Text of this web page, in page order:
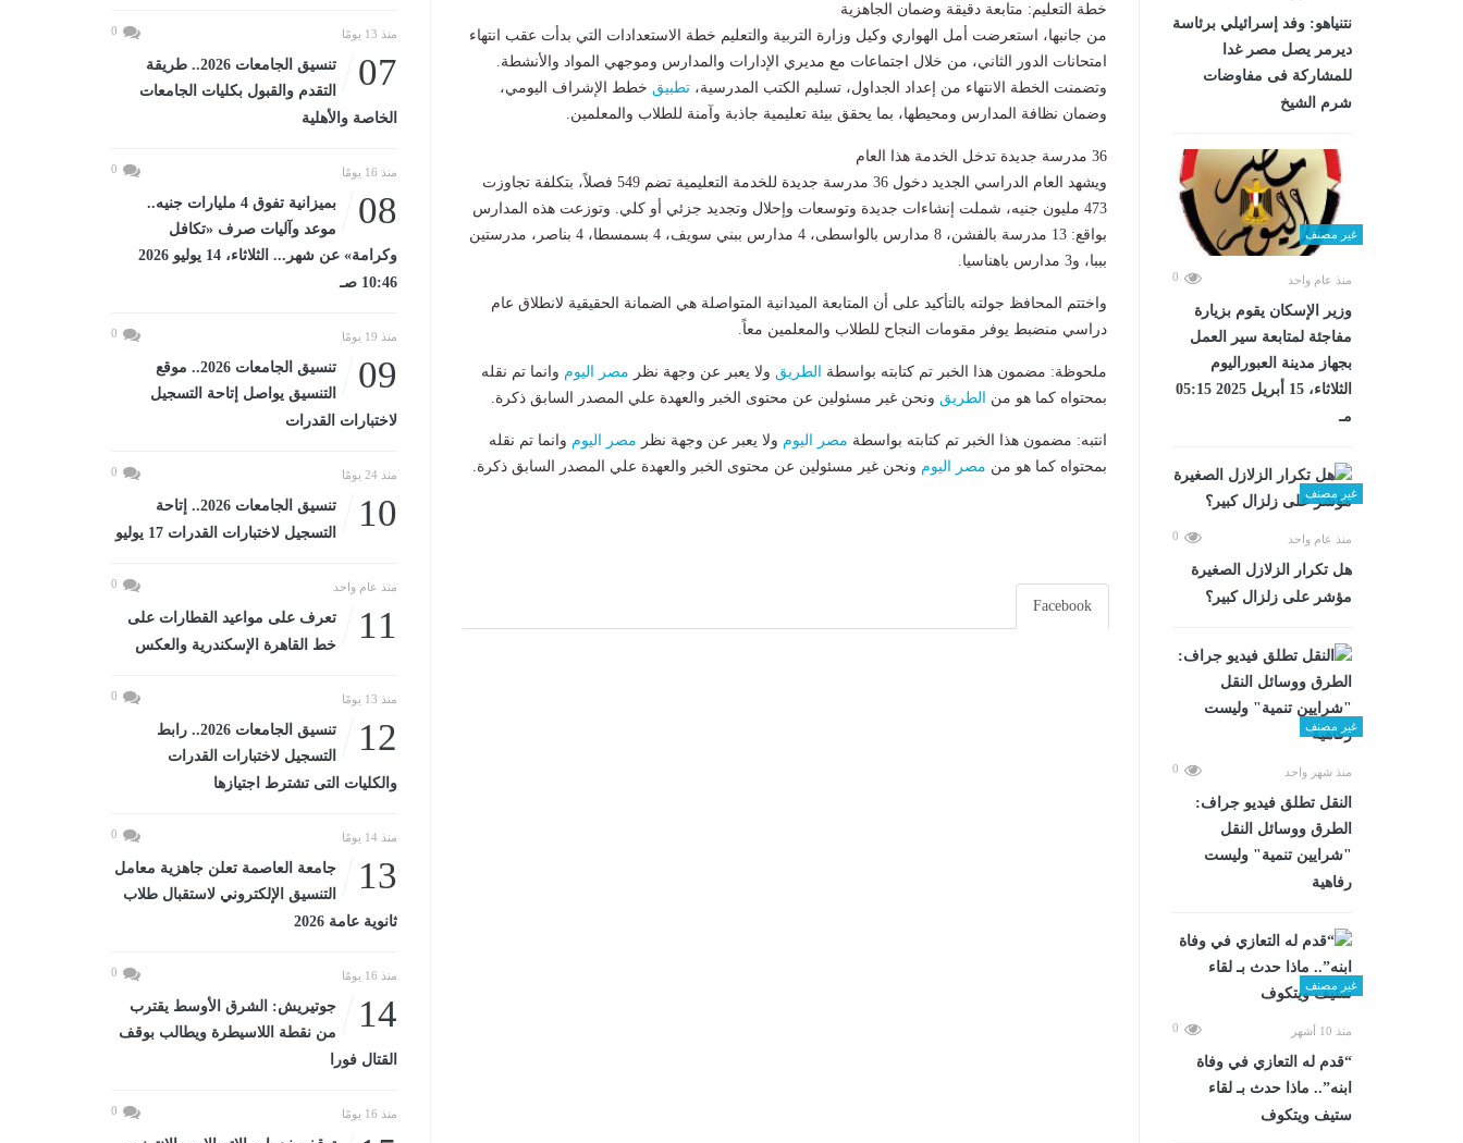
نتنياهو: وفد إسرائيلي برئاسة
ديرمر يصل مصر غدا
للمشاركة فى مفاوضات
شرم الشيخ
غير مصنف
منذ عام واحد 0
وزير الإسكان يقوم بزيارة
مفاجئة لمتابعة سير العمل
بجهاز مدينة العبوراليوم
الثلاثاء، 15 أبريل 2025 05:15
مـ
غير مصنف
منذ عام واحد 0
هل تكرار الزلازل الصغيرة
مؤشر على زلزال كبير؟
غير مصنف
منذ شهر واحد 0
​النقل تطلق فيديو جراف:
الطرق ووسائل النقل
"شرايين تنمية" وليست
رفاهية
غير مصنف
منذ 10 أشهر 0
“قدم له التعازي في وفاة
ابنه”.. ماذا حدث بـ لقاء
ستيف ويتكوف
خطة التعليم: متابعة دقيقة وضمان الجاهزية
من جانبها، استعرضت أمل الهواري وكيل وزارة التربية والتعليم خطة الاستعدادات التي بدأت عقب انتهاء
امتحانات الدور الثاني، من خلال اجتماعات مع مديري الإدارات والمدارس وموجهي المواد والأنشطة.
وتضمنت الخطة الانتهاء من إعداد الجداول، تسليم الكتب المدرسية، تطبيق خطط الإشراف اليومي،
وضمان نظافة المدارس ومحيطها، بما يحقق بيئة تعليمية جاذبة وآمنة للطلاب والمعلمين.
36 مدرسة جديدة تدخل الخدمة هذا العام
ويشهد العام الدراسي الجديد دخول 36 مدرسة جديدة للخدمة التعليمية تضم 549 فصلاً، بتكلفة تجاوزت
473 مليون جنيه، شملت إنشاءات جديدة وتوسعات وإحلال وتجديد جزئي أو كلي. وتوزعت هذه المدارس
بواقع: 13 مدرسة بالفشن، 8 مدارس بالواسطى، 4 مدارس ببني سويف، 4 بسمسطا، 4 بناصر، مدرستين
بببا، و3 مدارس باهناسيا.
واختتم المحافظ جولته بالتأكيد على أن المتابعة الميدانية المتواصلة هي الضمانة الحقيقية لانطلاق عام
دراسي منضبط يوفر مقومات النجاح للطلاب والمعلمين معاً.
ملحوظة: مضمون هذا الخبر تم كتابته بواسطة الطريق ولا يعبر عن وجهة نظر مصر اليوم وانما تم نقله
بمحتواه كما هو من
الطريق ونحن غير مسئولين عن محتوى الخبر والعهدة علي المصدر السابق ذكرة.
انتبه: مضمون هذا الخبر تم كتابته بواسطة مصر اليوم ولا يعبر عن وجهة نظر مصر اليوم وانما تم نقله
بمحتواه كما هو من مصر اليوم ونحن غير مسئولين عن محتوى الخبر والعهدة علي المصدر السابق ذكرة.
Facebook
منذ 13 يومًا 0
07
تنسيق الجامعات 2026.. طريقة
التقدم والقبول بكليات الجامعات
الخاصة والأهلية
منذ 16 يومًا 0
08
بميزانية تفوق 4 مليارات جنيه..
موعد وآليات صرف «تكافل
وكرامة» عن شهر... الثلاثاء، 14 يوليو 2026
10:46 صـ
منذ 19 يومًا 0
09
تنسيق الجامعات 2026.. موقع
التنسيق يواصل إتاحة التسجيل
لاختبارات القدرات
منذ 24 يومًا 0
10
تنسيق الجامعات 2026.. إتاحة
التسجيل لاختبارات القدرات 17 يوليو
منذ عام واحد 0
11
تعرف على مواعيد القطارات على
خط القاهرة الإسكندرية والعكس
منذ 13 يومًا 0
12
تنسيق الجامعات 2026.. رابط
التسجيل لاختبارات القدرات
والكليات التى تشترط اجتيازها
منذ 14 يومًا 0
13
جامعة العاصمة تعلن جاهزية معامل
التنسيق الإلكتروني لاستقبال طلاب
ثانوية عامة 2026
منذ 16 يومًا 0
14
جوتيريش: الشرق الأوسط يقترب
من نقطة اللاسيطرة ويطالب بوقف
القتال فورا
منذ 16 يومًا 0